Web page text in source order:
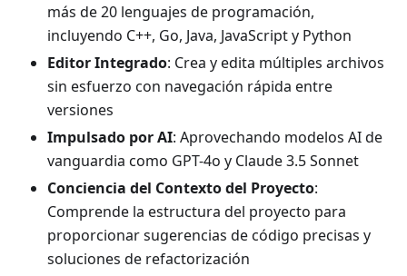
más de 20 lenguajes de programación,
incluyendo C++, Go, Java, JavaScript y Python
Editor Integrado: Crea y edita múltiples archivos
sin esfuerzo con navegación rápida entre
versiones
Impulsado por AI: Aprovechando modelos AI de
vanguardia como GPT-4o y Claude 3.5 Sonnet
Conciencia del Contexto del Proyecto:
Comprende la estructura del proyecto para
proporcionar sugerencias de código precisas y
soluciones de refactorización